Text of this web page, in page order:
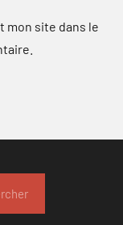
mon site dans le